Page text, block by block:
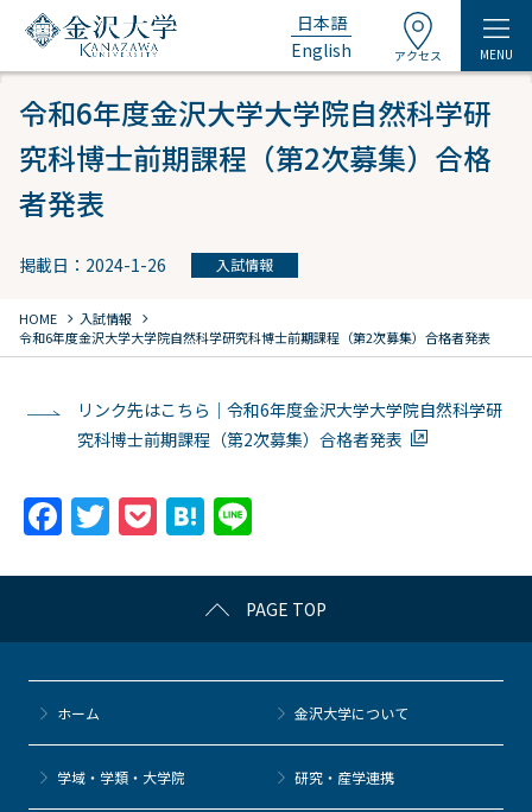
日本語
English
アクセス MENU
令和6年度金沢大学大学院自然科学研
究科博士前期課程（第2次募集）合格
者発表
掲載日：2024-1-26 入試情報
HOME chevron_right 入試情報 chevron_right
令和6年度金沢大学大学院自然科学研究科博士前期課程（第2次募集）合格者発表
リンク先はこちら｜令和6年度金沢大学大学院自然科学研
究科博士前期課程（第2次募集）合格者発表
F
c
e
b
o
o
k
T
itt
er
P
c
k
et
H
e
n
a
e
PAGE TOP
ホーム 金沢大学について
学域・学類・大学院 研究・産学連携